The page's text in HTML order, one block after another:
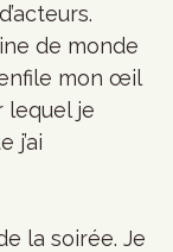
de monde
mon œil
lequel je
j’ai
la soirée. Je